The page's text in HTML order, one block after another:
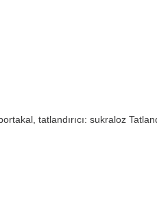
tatlandırıcı: sukraloz